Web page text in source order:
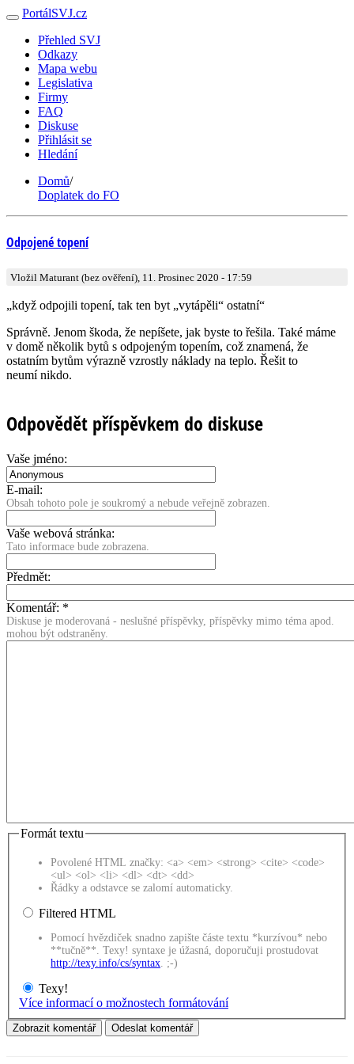
PortálSVJ.cz
Přehled SVJ
Odkazy
Mapa webu
Legislativa
Firmy
FAQ
Diskuse
Přihlásit se
Hledání
Domů/
Doplatek do FO
Odpojené topení
Vložil Maturant (bez ověření), 11. Prosinec 2020 - 17:59
„když odpojili topení, tak ten byt „vytápěli“ ostatní“
Správně. Jenom škoda, že nepíšete, jak byste to řešila. Také máme
v domě několik bytů s odpojeným topením, což znamená, že
ostatním bytům výrazně vzrostly náklady na teplo. Řešit to
neumí nikdo.
Odpovědět příspěvkem do diskuse
Vaše jméno:
E-mail:
Obsah tohoto pole je soukromý a nebude veřejně zobrazen.
Vaše webová stránka:
Tato informace bude zobrazena.
Předmět:
Komentář: *
Diskuse je moderovaná - neslušné příspěvky, příspěvky mimo téma apod.
mohou být odstraněny.
Formát textu
Povolené HTML značky: <a> <em> <strong> <cite> <code>
<ul> <ol> <li> <dl> <dt> <dd>
Řádky a odstavce se zalomí automaticky.
Filtered HTML
Pomocí hvězdiček snadno zapište částe textu *kurzívou* nebo
**tučně**. Texy! syntaxe je úžasná, doporučuji prostudovat
http://texy.info/cs/syntax . ;-)
Texy!
Více informací o možnostech formátování